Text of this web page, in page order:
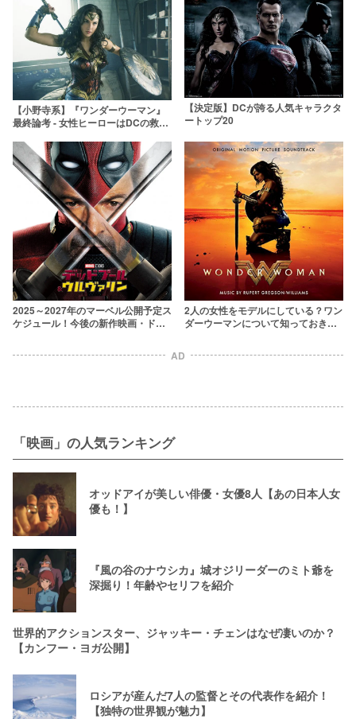
【小野寺系】『ワンダーウーマン』
最終論考 - 女性ヒーローはDCの救世
【決定版】DCが誇る人気キャラクタ
ートップ20
2025～2027年のマーベル公開予定ス
ケジュール！今後の新作映画・ドラ
2人の女性をモデルにしている？ワン
ダーウーマンについて知っておきた
AD
「映画」の人気ランキング
オッドアイが美しい俳優・女優8人【あの日本人女
優も！】
『風の谷のナウシカ』城オジリーダーのミト爺を
深掘り！年齢やセリフを紹介
世界的アクションスター、ジャッキー・チェンはなぜ凄いのか？
【カンフー・ヨガ公開】
ロシアが産んだ7人の監督とその代表作を紹介！
【独特の世界観が魅力】